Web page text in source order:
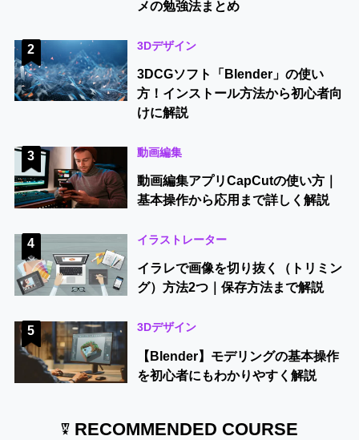
メの勉強法まとめ
2 3Dデザイン
3DCGソフト「Blender」の使い
方！インストール方法から初心者向
けに解説
3 動画編集
動画編集アプリCapCutの使い方｜
基本操作から応用まで詳しく解説
4 イラストレーター
イラレで画像を切り抜く（トリミン
グ）方法2つ｜保存方法まで解説
5 3Dデザイン
【Blender】モデリングの基本操作
を初心者にもわかりやすく解説
RECOMMENDED COURSE